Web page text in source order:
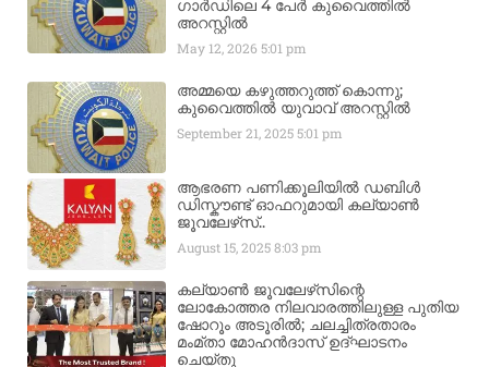
ഗാർഡിലെ 4 പേർ കുവൈത്തിൽ
അറസ്റ്റിൽ
May 12, 20265:01 pm
അമ്മയെ കഴുത്തറുത്ത് കൊന്നു;
കുവൈത്തിൽ യുവാവ് അറസ്റ്റിൽ
September 21, 20255:01 pm
ആഭരണ പണിക്കൂലിയിൽ ഡബിൾ
ഡിസ്കൗണ്ട് ഓഫറുമായി കല്യാൺ
ജൂവലേഴ്‌സ്..
August 15, 20258:03 pm
കല്യാൺ ജൂവലേഴ്‌സിന്റെ
ലോകോത്തര നിലവാരത്തിലുള്ള പുതിയ
ഷോറൂം അടൂരിൽ; ചലച്ചിത്രതാരം
മംമ്താ മോഹൻദാസ് ഉദ്ഘാടനം
ചെയ്‌തു